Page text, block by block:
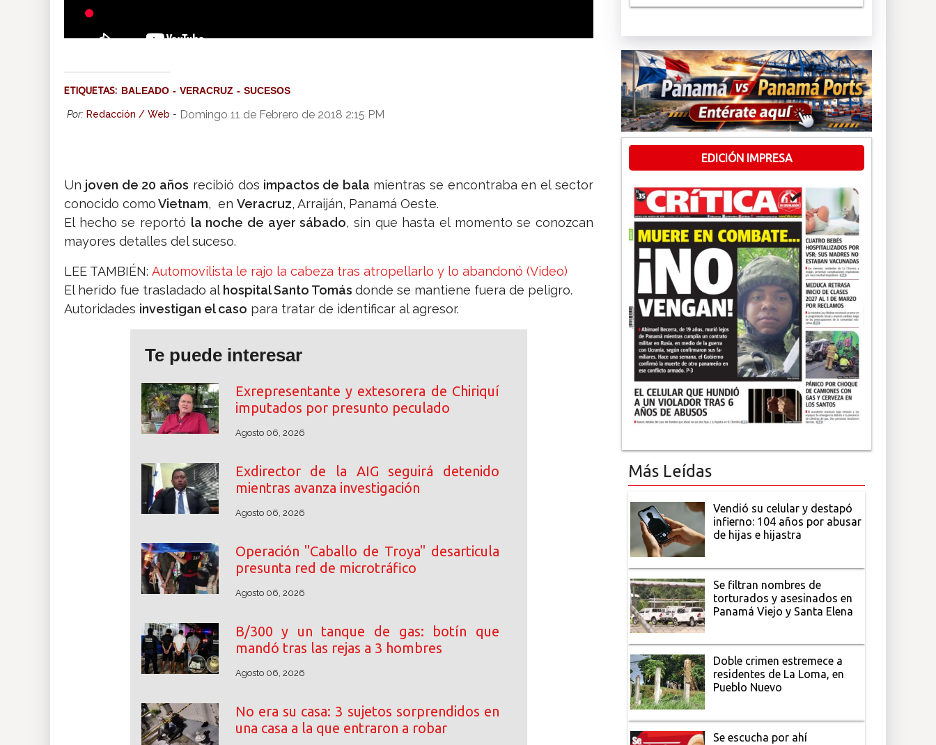
ETIQUETAS: BALEADO VERACRUZ SUCESOS
Por: Redacción / Web - Domingo 11 de Febrero de 2018 2:15 PM
Un joven de 20 años recibió dos impactos de bala mientras se encontraba en el sector
conocido comoVietnam, en Veracruz, Arraiján, Panamá Oeste.
El hecho se reportó la noche de ayer sábado, sin que hasta el momento se conozcan
mayores detalles del suceso.
LEE TAMBIÉN: Automovilista le rajo la cabeza tras atropellarlo y lo abandonó (Video)
El herido fue trasladado al hospital Santo Tomás donde se mantiene fuera de peligro.
Autoridades investigan el caso para tratar de identificar al agresor.
Te puede interesar
Exrepresentante y extesorera de Chiriquí
imputados por presunto peculado
Agosto 06, 2026
Exdirector de la AIG seguirá detenido
mientras avanza investigación
Agosto 06, 2026
Operación "Caballo de Troya" desarticula
presunta red de microtráfico
Agosto 06, 2026
B/300 y un tanque de gas: botín que
mandó tras las rejas a 3 hombres
Agosto 06, 2026
No era su casa: 3 sujetos sorprendidos en
una casa a la que entraron a robar
EDICIÓN IMPRESA
Más Leídas
Vendió su celular y destapó
infierno: 104 años por abusar
de hijas e hijastra
Se filtran nombres de
torturados y asesinados en
Panamá Viejo y Santa Elena
Doble crimen estremece a
residentes de La Loma, en
Pueblo Nuevo
Se escucha por ahí